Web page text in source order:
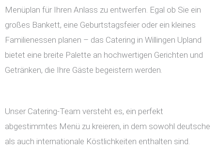
Menüplan für Ihren Anlass zu entwerfen. Egal ob Sie ein
großes Bankett, eine Geburtstagsfeier oder ein kleines
Familienessen planen – das Catering in Willingen Upland
bietet eine breite Palette an hochwertigen Gerichten und
Getränken, die Ihre Gäste begeistern werden.
Unser Catering-Team versteht es, ein perfekt
abgestimmtes Menü zu kreieren, in dem sowohl deutsche
als auch internationale Köstlichkeiten enthalten sind.